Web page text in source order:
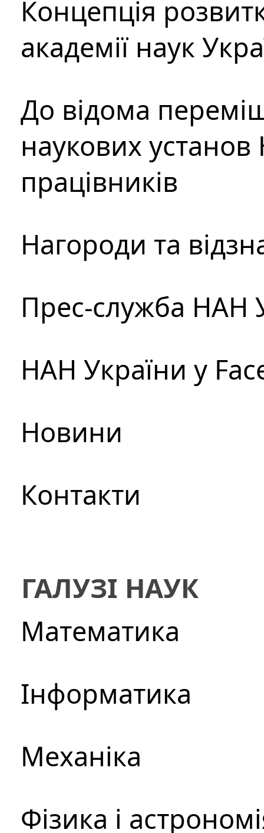
Концепція
академії наук
До відома
наукових установ
працівників
Нагороди та
Прес-служба НАН
НАН України у
Новини
Контакти
ГАЛУЗІ НАУК
Математика
Інформатика
Механіка
Фізика і